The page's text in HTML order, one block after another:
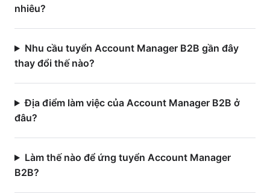
nhiêu?
Nhu cầu tuyển Account Manager B2B gần đây
thay đổi thế nào?
Địa điểm làm việc của Account Manager B2B ở
đâu?
Làm thế nào để ứng tuyển Account Manager
B2B?